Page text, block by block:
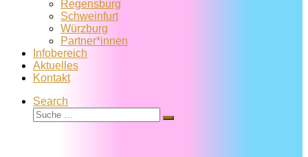
Regensburg
Schweinfurt
Würzburg
Partner*innen
Infobereich
Aktuelles
Kontakt
Search
Suche
Suche